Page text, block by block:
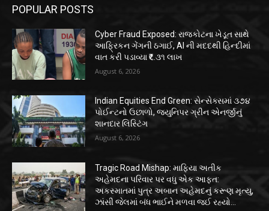
POPULAR POSTS
Cyber Fraud Exposed: રાજકોટના ખેડૂત સાથે
આફ્રિકન ગેંગની ઠગાઈ, AI ની મદદથી હિન્દીમાં
વાત કરી પડાવ્યા ₹૬.૩૧ લાખ
August 6, 2026
Indian Equities End Green: સેન્સેક્સમાં ૩૭૪
પોઈન્ટનો ઉછાળો, જ્યુનિપર ગ્રીન એનર્જીનું
શાનદાર લિસ્ટિંગ
August 6, 2026
Tragic Road Mishap: માફિયા અતીક
અહેમદના પરિવાર પર વધુ એક આફત:
અકસ્માતમાં પુત્ર અબાન અહેમદનું કરૂણ મૃત્યુ,
ઝાંસી જેલમાં બંધ ભાઈને મળવા જઈ રહ્યો...